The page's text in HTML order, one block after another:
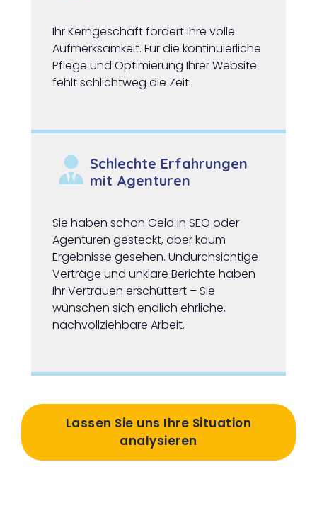
Ihr Kerngeschäft fordert Ihre volle
Aufmerksamkeit. Für die kontinuierliche
Pflege und Optimierung Ihrer Website
fehlt schlichtweg die Zeit.
Schlechte Erfahrungen
mit Agenturen
Sie haben schon Geld in SEO oder
Agenturen gesteckt, aber kaum
Ergebnisse gesehen. Undurchsichtige
Verträge und unklare Berichte haben
Ihr Vertrauen erschüttert – Sie
wünschen sich endlich ehrliche,
nachvollziehbare Arbeit.
Lassen Sie uns Ihre Situation
analysieren